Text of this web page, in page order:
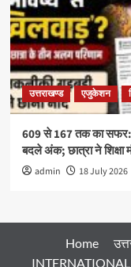
उत्तराखण्ड एजुकेशन
609 से 167 तक का सफर:
बदले अंक; छात्रा ने शिक्षा
admin 18 July 2026
Home
INTERNATIONAL